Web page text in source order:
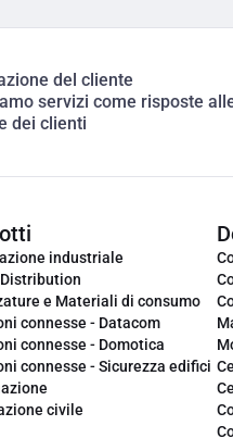
del cliente
servizi come risposte
dei clienti
industriale
e Materiali di consumo
connesse - Datacom
connesse - Domotica
connesse - Sicurezza edifici
civile